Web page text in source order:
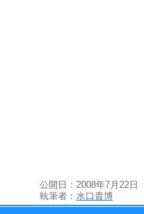
公開日：2008年7月22日
執筆者： 水口貴博